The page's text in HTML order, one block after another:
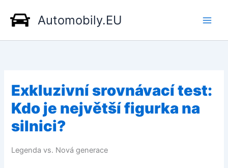
obsah
Automobily.EU
Exkluzivní srovnávací test:
Kdo je největší figurka na
silnici?
Legenda vs. Nová generace